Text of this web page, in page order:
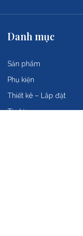
Danh mục
Sản phẩm
Phụ kiện
Thiết kê – Lắp đặt
Tin tức